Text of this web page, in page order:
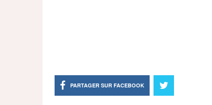
PARTAGER SUR FACEBOOK